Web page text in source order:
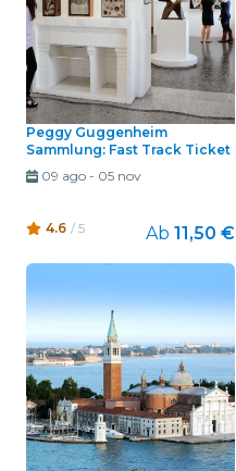
Peggy Guggenheim
Sammlung: Fast Track Ticket
09 ago- 05 nov
4.6 / 5 Ab 11,50 €